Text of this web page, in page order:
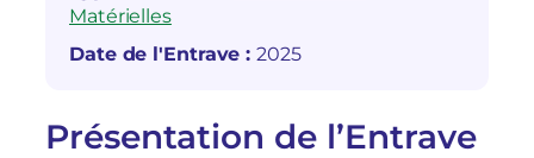
Matérielles
Date de l'Entrave : 2025
Présentation de l’Entrave